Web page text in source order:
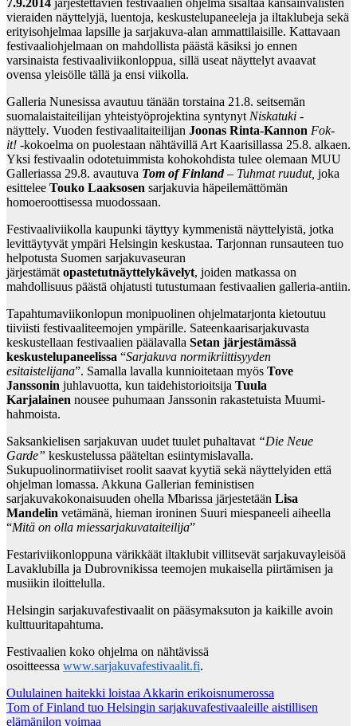
7.9.2014 järjestettävien festivaalien ohjelma sisältää kansainvälisten
vieraiden näyttelyjä, luentoja, keskustelupaneeleja ja iltaklubeja sekä
erityisohjelmaa lapsille ja sarjakuva-alan ammattilaisille. Kattavaan
festivaaliohjelmaan on mahdollista päästä käsiksi jo ennen
varsinaista festivaaliviikonloppua, sillä useat näyttelyt avaavat
ovensa yleisölle tällä ja ensi viikolla.
Galleria Nunesissa avautuu tänään torstaina 21.8. seitsemän
suomalaistaiteilijan yhteistyöprojektina syntynytNiskatuki -
näyttely. Vuoden festivaalitaiteilijan Joonas Rinta-Kannon Fok-
it! -kokoelma on puolestaan nähtävillä Art Kaarisillassa 25.8. alkaen.
Yksi festivaalin odotetuimmista kohokohdista tulee olemaan MUU
Galleriassa 29.8. avautuva Tom of Finland– Tuhmat ruudut, joka
esittelee Touko Laaksosen sarjakuvia häpeilemättömän
homoeroottisessa muodossaan.
Festivaaliviikolla kaupunki täyttyy kymmenistä näyttelyistä, jotka
levittäytyvät ympäri Helsingin keskustaa. Tarjonnan runsauteen tuo
helpotusta Suomen sarjakuvaseuran
järjestämätopastetutnäyttelykävelyt, joiden matkassa on
mahdollisuus päästä ohjatusti tutustumaan festivaalien galleria-antiin.
Tapahtumaviikonlopun monipuolinen ohjelmatarjonta kietoutuu
tiiviisti festivaaliteemojen ympärille. Sateenkaarisarjakuvasta
keskustellaan festivaalien päälavalla Setan järjestämässä
keskustelupaneelissa “Sarjakuva normikriittisyyden
esitaistelijana”. Samalla lavalla kunnioitetaan myös Tove
Janssonin juhlavuotta, kun taidehistorioitsija Tuula
Karjalainen nousee puhumaan Janssonin rakastetuista Muumi-
hahmoista.
Saksankielisen sarjakuvan uudet tuulet puhaltavat“Die Neue
Garde” keskustelussa pääteltan esiintymislavalla.
Sukupuolinormatiiviset roolit saavat kyytiä sekä näyttelyiden että
ohjelman lomassa. Akkuna Gallerian feministisen
sarjakuvakokonaisuuden ohella Mbarissa järjestetään Lisa
Mandelin vetämänä, hieman ironinen Suuri miespaneeli aiheella
“Mitä on olla miessarjakuvataiteilija”
Festariviikonloppuna värikkäät iltaklubit villitsevät sarjakuvayleisöä
Lavaklubilla ja Dubrovnikissa teemojen mukaisella piirtämisen ja
musiikin iloittelulla.
Helsingin sarjakuvafestivaalit on pääsymaksuton ja kaikille avoin
kulttuuritapahtuma.
Festivaalien koko ohjelma on nähtävissä
osoitteessa www.sarjakuvafestivaalit.fi.
Post
navigation
Oululainen haitekki loistaa Akkarin erikoisnumerossa
Tom of Finland tuo Helsingin sarjakuvafestivaaleille aistillisen
elämänilon voimaa